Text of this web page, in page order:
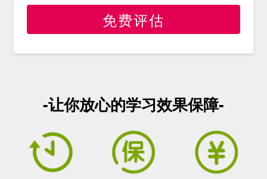
免费评估
-让你放心的学习效果保障-